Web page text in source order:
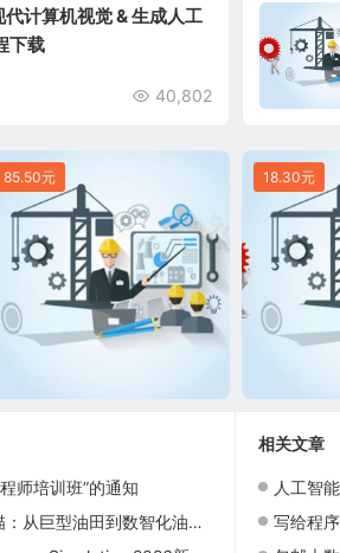
计算机视觉 & 生成人工
下载
40,802
85.50元 18.30元
师培训班”的通知
田到数智化油田的系统性布局
相关文章
人工智能
写给程序员